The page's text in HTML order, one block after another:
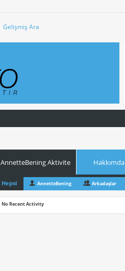
Gelişmiş Ara
AnnetteBening Aktivite Hakkımda
Hepsi AnnetteBening Arkadaşlar
No Recent Activity